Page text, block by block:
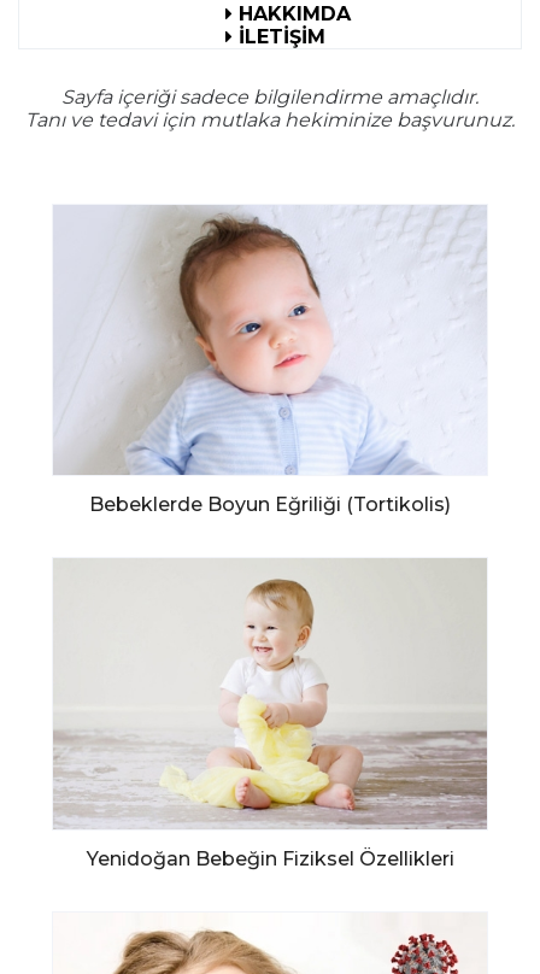
HAKKIMDA
İLETİŞİM
Sayfa içeriği sadece bilgilendirme amaçlıdır.
Tanı ve tedavi için mutlaka hekiminize başvurunuz.
Bebeklerde Boyun Eğriliği (Tortikolis)
Yenidoğan Bebeğin Fiziksel Özellikleri